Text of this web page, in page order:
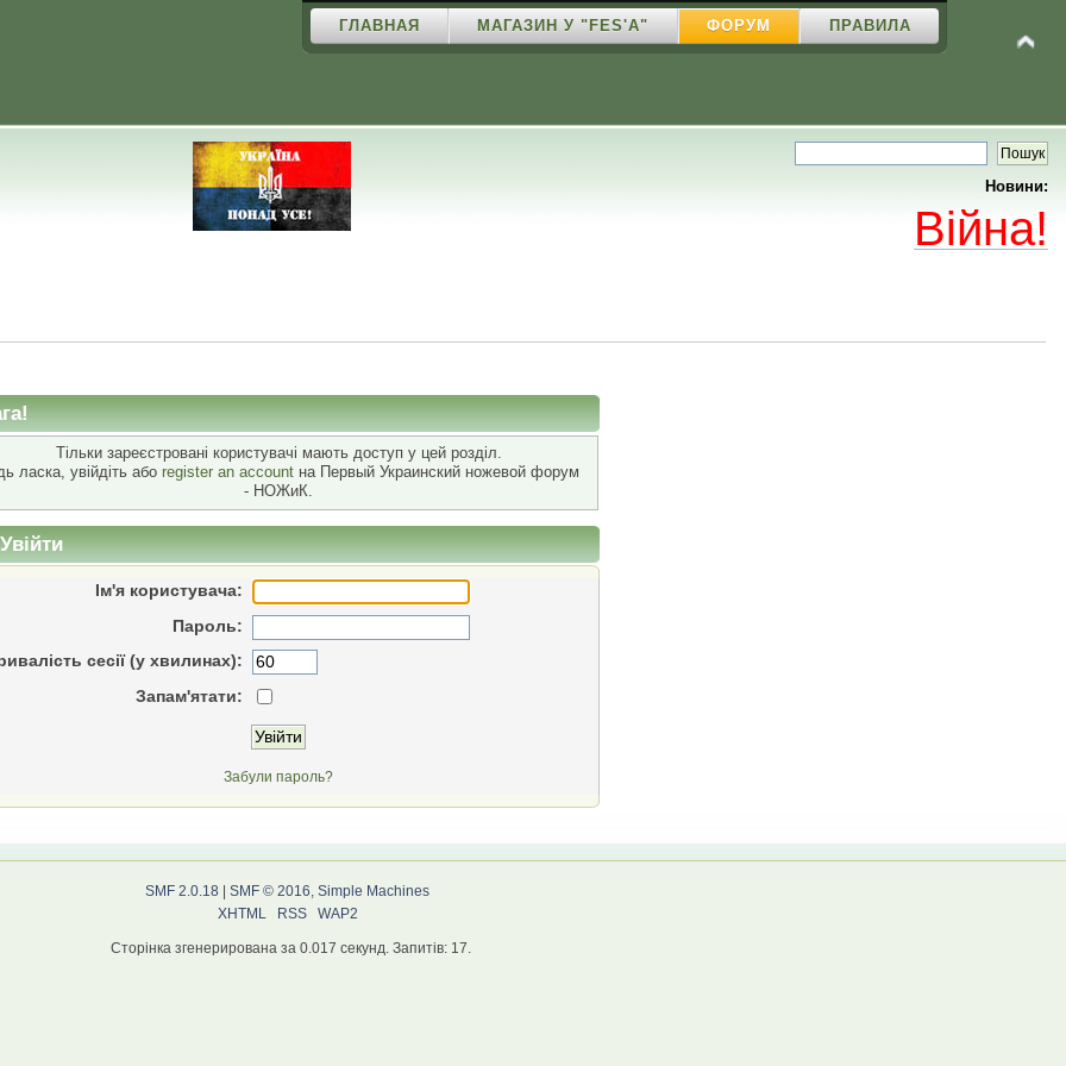
ГЛАВНАЯ МАГАЗИН У "FES'A" ФОРУМ ПРАВИЛА
Новини:
Війна!
Тільки зареєстровані користувачі мають доступ у цей розділ.
ласка, увійдіть або register an account на Первый Украинский ножевой форум
- НОЖиК.
Ім'я користувача:
Пароль:
сесії (у хвилинах):
Запам'ятати:
Забули пароль?
SMF 2.0.18 SMF © 2016 Simple Machines
XHTML
RSS WAP2
Сторінка згенерирована за 0.017 секунд. Запитів: 17.